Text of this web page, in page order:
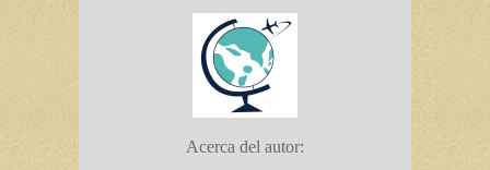
Acerca del autor: